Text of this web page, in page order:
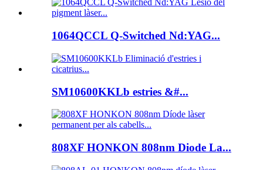
1064QCCL Q-Switched Nd:YAG...
SM10600KKLb estries &#...
808XF HONKON 808nm Diode La...